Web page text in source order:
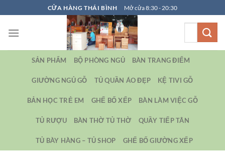
qua
nội
CỬA HÀNG THÁI BÌNH Mở cửa 8:30 - 20:30
SẢN PHẨM BỘ PHÒNG NGỦ BÀN TRANG ĐIỂM
GIƯỜNG NGỦ GỖ TỦ QUẦN ÁO ĐẸP KỆ TIVI GỖ
BẢN HỌC TRẺ EM GHẾ BỐ XẾP BÀN LÀM VIỆC GỖ
TỦ RƯỢU BÀN THỜ TỦ THỜ QUẦY TIẾP TÂN
TỦ BÀY HÀNG – TỦ SHOP GHẾ BỐ GIƯỜNG XẾP